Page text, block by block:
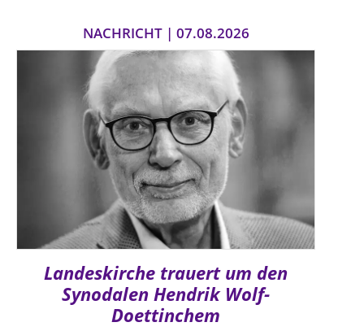
NACHRICHT | 07.08.2026
Landeskirche trauert um den
Synodalen Hendrik Wolf-
Doettinchem